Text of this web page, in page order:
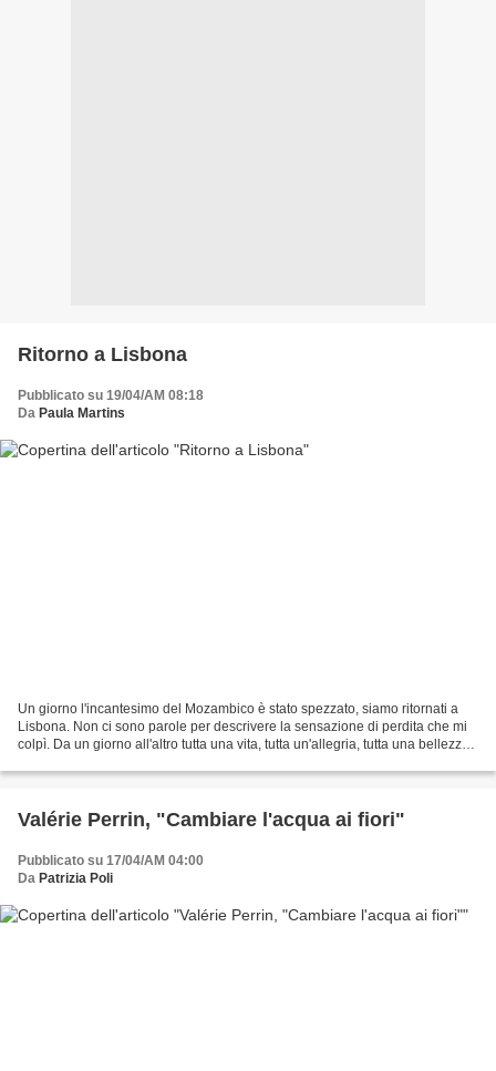
Ritorno a Lisbona
Pubblicato su 19/04/AM 08:18
Da Paula Martins
Un giorno l'incantesimo del Mozambico è stato spezzato, siamo ritornati a
Lisbona. Non ci sono parole per descrivere la sensazione di perdita che mi
colpì. Da un giorno all'altro tutta una vita, tutta un'allegria, tutta una bellezza
Valérie Perrin, "Cambiare l'acqua ai fiori"
Pubblicato su 17/04/AM 04:00
Da Patrizia Poli